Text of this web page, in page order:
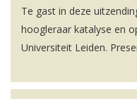
Te gast in deze
hoogleraar katalyse en
Universiteit Leiden.